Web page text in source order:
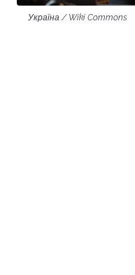
Україна / Wiki Commons